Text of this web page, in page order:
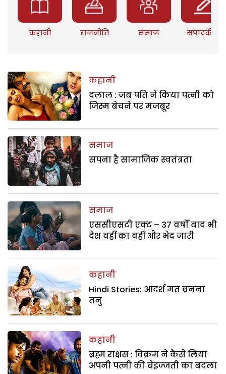
कहानी राजनीति समाज संपादकीय
कहानी
दलाल : जब पति ने किया पत्नी को
जिस्म बेचने पर मजबूर
समाज
सपना है सामाजिक स्वतंत्रता
समाज
एससीएसटी एक्ट – 37 वर्षों बाद भी
देश वहीं का वहीं और भेद जारी
कहानी
Hindi Stories: आदर्श मत बनना
तनु
कहानी
ब्रह्म राक्षस : विक्रम ने कैसे लिया
अपनी पत्नी की बेइज्जती का बदला